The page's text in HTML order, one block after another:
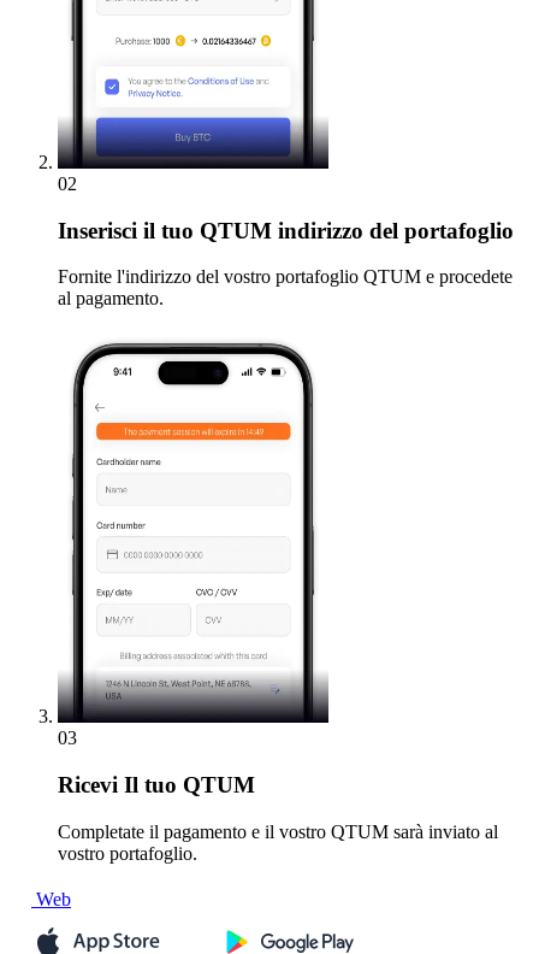
02
Inserisci il tuo QTUM indirizzo del portafoglio
Fornite l'indirizzo del vostro portafoglio QTUM e procedete
al pagamento.
03
Ricevi Il tuo QTUM
Completate il pagamento e il vostro QTUM sarà inviato al
vostro portafoglio.
Web